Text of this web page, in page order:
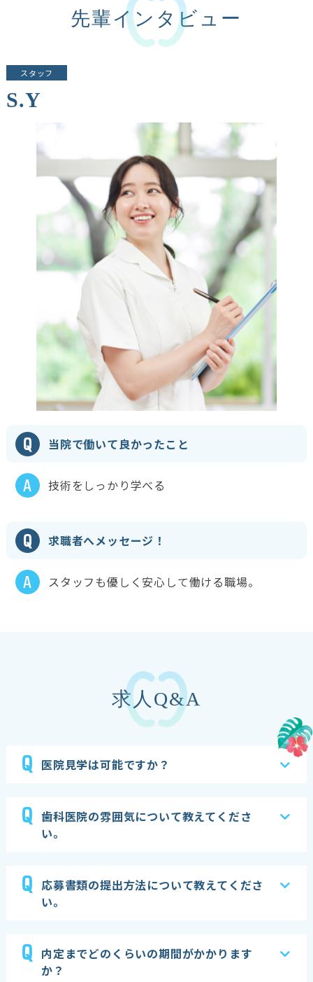
先輩インタビュー
スタッフ
S.Y
Q 当院で働いて良かったこと
A 技術をしっかり学べる
Q 求職者へメッセージ！
A スタッフも優しく安心して働ける職場。
求人Q&A
Q 医院見学は可能ですか？
Q 歯科医院の雰囲気について教えてくださ
い。
Q 応募書類の提出方法について教えてくださ
い。
Q 内定までどのくらいの期間がかかります
か？